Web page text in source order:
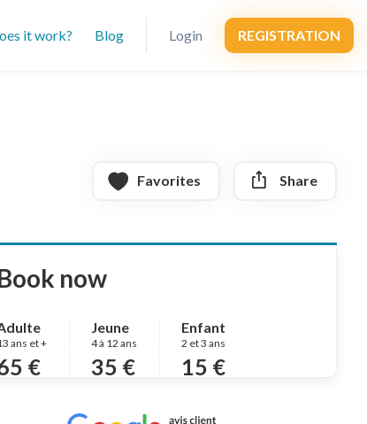
it work? Blog Login REGISTRATION
Favorites Share
now
ans et +
€
Jeune
4 à 12 ans
35 €
Enfant
2 et 3 ans
15 €